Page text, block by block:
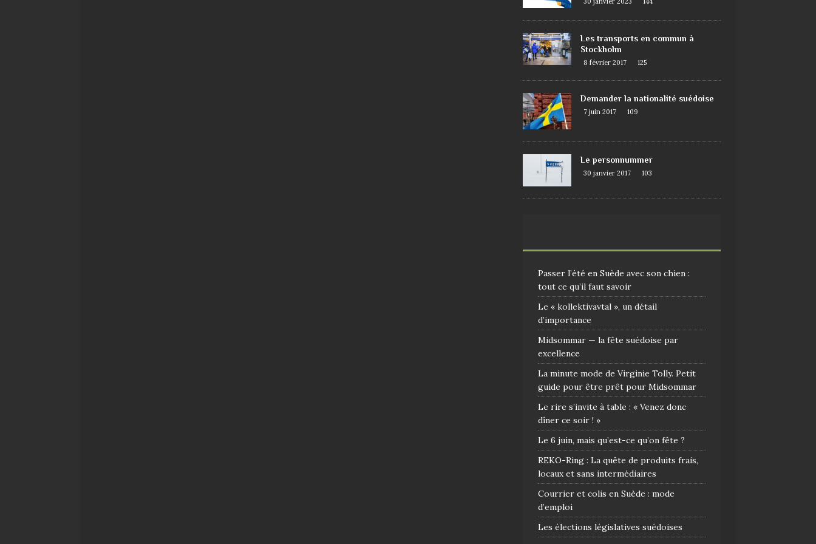
Les transports en commun à
Stockholm
8 février 2017 125
Demander la nationalité suédoise
7 juin 2017 109
Le personnummer
30 janvier 2017 103
Passer l’été en Suède avec son chien :
tout ce qu’il faut savoir
Le « kollektivavtal », un détail
d’importance
Midsommar — la fête suédoise par
excellence
La minute mode de Virginie Tolly. Petit
guide pour être prêt pour Midsommar
Le rire s’invite à table : « Venez donc
dîner ce soir ! »
Le 6 juin, mais qu’est-ce qu’on fête ?
REKO-Ring : La quête de produits frais,
locaux et sans intermédiaires
Courrier et colis en Suède : mode
d’emploi
Les élections législatives suédoises